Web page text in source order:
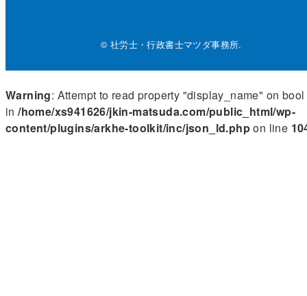
© 社労士・行政書士マツダ事務所.
Warning: Attempt to read property "display_name" on bool
in/home/xs941626/jkin-matsuda.com/public_html/wp-
content/plugins/arkhe-toolkit/inc/json_ld.phpon line